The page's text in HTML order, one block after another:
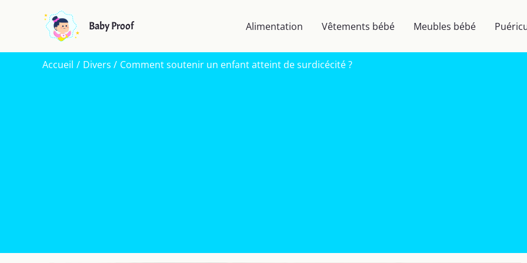
Baby Proof Alimentation Vêtements bébé Meubles bébé
Accueil Divers Comment soutenir un enfant atteint de surdicécité ?